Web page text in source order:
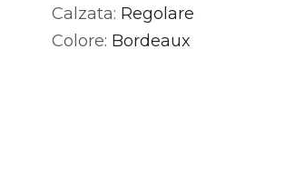
Calzata: Regolare
Colore: Bordeaux